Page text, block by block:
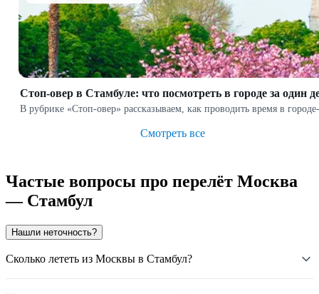
Стоп-овер в Стамбуле: что посмотреть в городе за один
В рубрике «Стоп-овер» рассказываем, как проводить время в
Смотреть все
Частые вопросы про перелёт Москва
— Стамбул
Нашли неточность?
Сколько лететь из Москвы в Стамбул?